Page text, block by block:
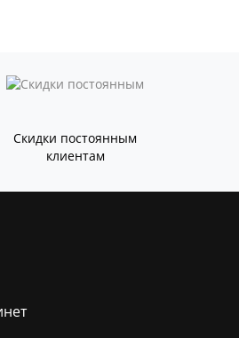
Скидки постоянным
клиентам